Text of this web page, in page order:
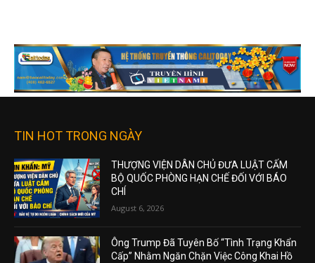
TIN HOT TRONG NGÀY
THƯỢNG VIỆN DÂN CHỦ ĐƯA LUẬT CẤM
BỘ QUỐC PHÒNG HẠN CHẾ ĐỐI VỚI BÁO
CHÍ
August 6, 2026
Ông Trump Đã Tuyên Bố “Tình Trạng Khẩn
Cấp” Nhằm Ngăn Chặn Việc Công Khai Hồ